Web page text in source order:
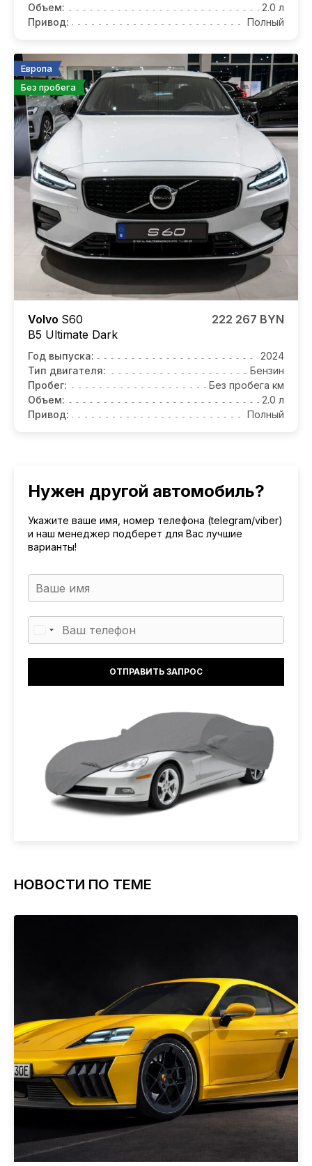
Объем:
2.0 л
Привод:
Полный
Европа
Без пробега
Volvo S60
B5 Ultimate Dark
222 267 BYN
Год выпуска:
2024
Тип двигателя:
Бензин
Пробег:
Без пробега км
Объем:
2.0 л
Привод:
Полный
Нужен другой автомобиль?
Укажите ваше имя, номер телефона (telegram/viber)
и наш менеджер подберет для Вас лучшие
варианты!
НОВОСТИ ПО ТЕМЕ